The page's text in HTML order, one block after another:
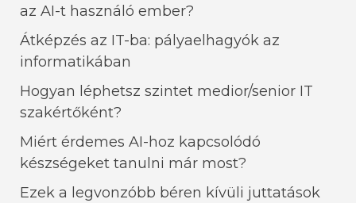
az AI-t használó ember?
Átképzés az IT-ba: pályaelhagyók az
informatikában
Hogyan léphetsz szintet medior/senior IT
szakértőként?
Miért érdemes AI-hoz kapcsolódó
készségeket tanulni már most?
Ezek a legvonzóbb béren kívüli juttatások